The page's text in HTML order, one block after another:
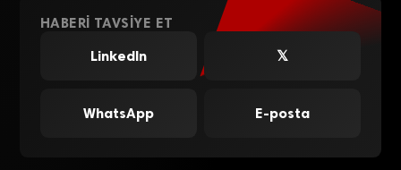
HABERI TAVSIYE ET
LinkedIn
𝕏
WhatsApp E-posta